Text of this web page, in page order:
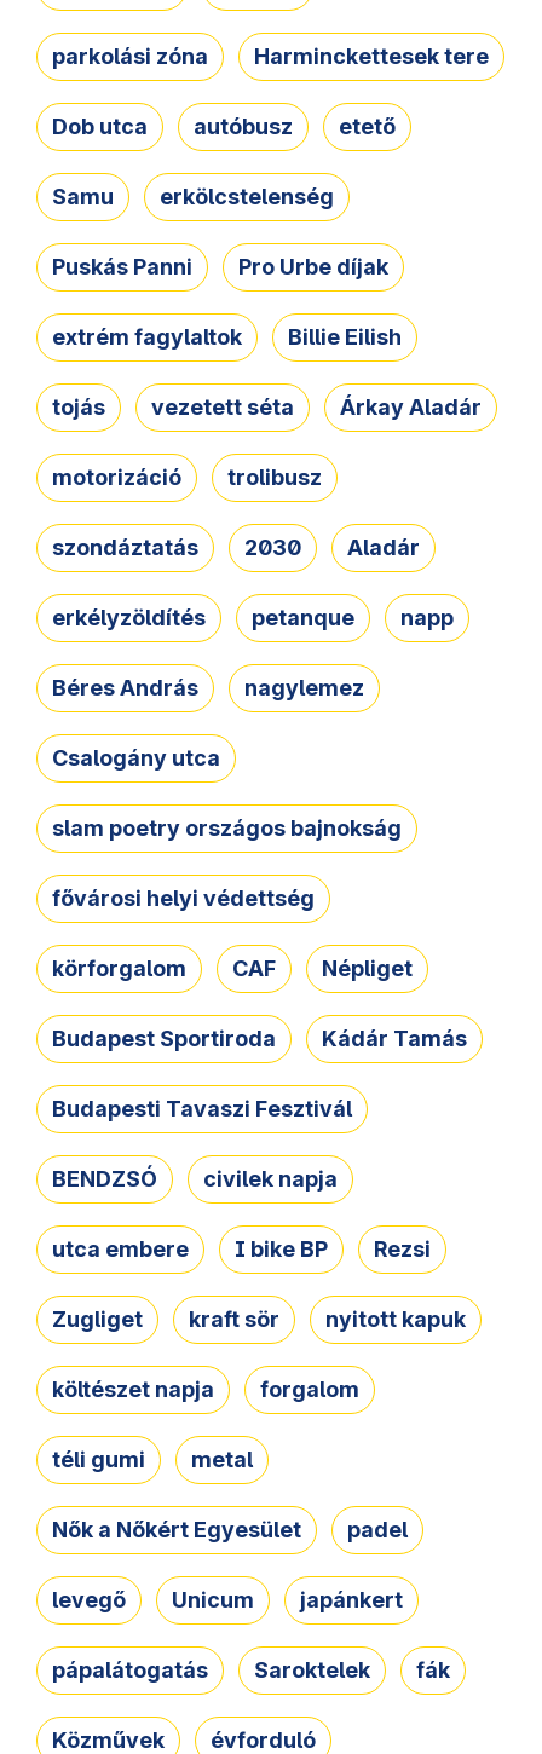
parkolási zóna Harminckettesek tere
Dob utca autóbusz etető
Samu erkölcstelenség
Puskás Panni Pro Urbe díjak
extrém fagylaltok Billie Eilish
tojás vezetett séta Árkay Aladár
motorizáció trolibusz
szondáztatás 2030 Aladár
erkélyzöldítés petanque napp
Béres András nagylemez
Csalogány utca
slam poetry országos bajnokság
fővárosi helyi védettség
körforgalom CAF Népliget
Budapest Sportiroda Kádár Tamás
Budapesti Tavaszi Fesztivál
BENDZSÓ civilek napja
utca embere I bike BP Rezsi
Zugliget kraft sör nyitott kapuk
költészet napja forgalom
téli gumi metal
Nők a Nőkért Egyesület padel
levegő Unicum japánkert
pápalátogatás Saroktelek fák
Közművek évforduló